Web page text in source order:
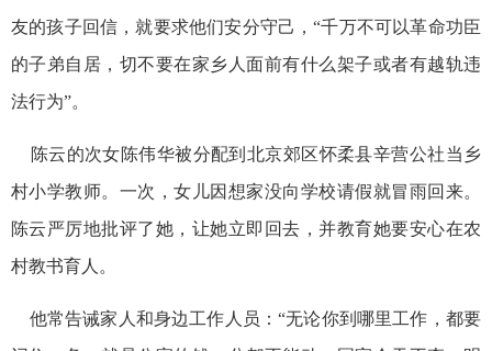
友的孩子回信，就要求他们安分守己，“千万不可以革命功臣
的子弟自居，切不要在家乡人面前有什么架子或者有越轨违
法行为”。
陈云的次女陈伟华被分配到北京郊区怀柔县辛营公社当乡
村小学教师。一次，女儿因想家没向学校请假就冒雨回来。
陈云严厉地批评了她，让她立即回去，并教育她要安心在农
村教书育人。
他常告诫家人和身边工作人员：“无论你到哪里工作，都要